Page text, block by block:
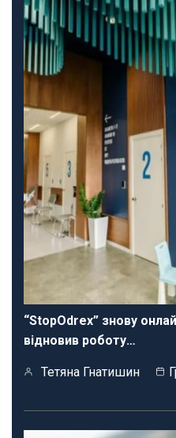
“StopOdrex” знову
відновив роботу…
Тетяна Гнатишин